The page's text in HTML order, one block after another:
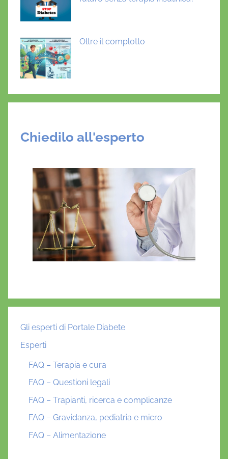
Oltre il complotto
Chiedilo all'esperto
Gli esperti di Portale Diabete
Esperti
FAQ – Terapia e cura
FAQ – Questioni legali
FAQ – Trapianti, ricerca e complicanze
FAQ – Gravidanza, pediatria e micro
FAQ – Alimentazione